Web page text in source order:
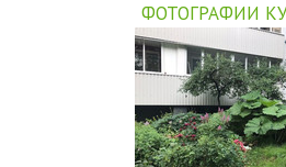
ФОТОГРАФИИ